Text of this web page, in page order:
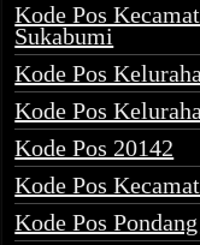
Kode Pos
Sukabumi
Kode Pos
Kode Pos
Kode Pos 20142
Kode Pos
Kode Pos